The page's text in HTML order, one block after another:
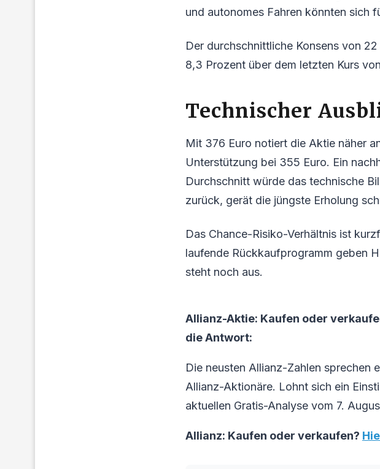
und autonomes Fahren könnten sich
Der durchschnittliche Konsens von
8,3 Prozent über dem letzten Kurs
Technischer
Mit 376 Euro notiert die Aktie näher
Unterstützung bei 355 Euro. Ein
Durchschnitt würde das technische
zurück, gerät die jüngste Erholung
Das Chance-Risiko-Verhältnis ist
laufende Rückkaufprogramm geben
steht noch aus.
Allianz-Aktie: Kaufen oder
die Antwort:
Die neusten Allianz-Zahlen sprechen
Allianz-Aktionäre. Lohnt sich ein
aktuellen Gratis-Analyse vom 7.
Allianz: Kaufen oder verkaufen?